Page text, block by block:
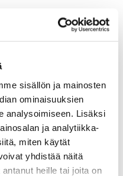
sisällön ja mainosten
ominaisuuksien
analysoimiseen. Lisäksi
ja analytiikka-
miten käytät
yhdistää näitä
heille tai joita on